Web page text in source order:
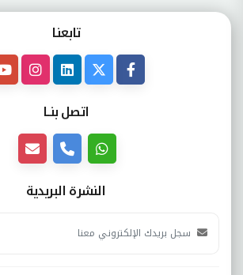
تابعنـا
اتصل بنــا
النشرة البريدية